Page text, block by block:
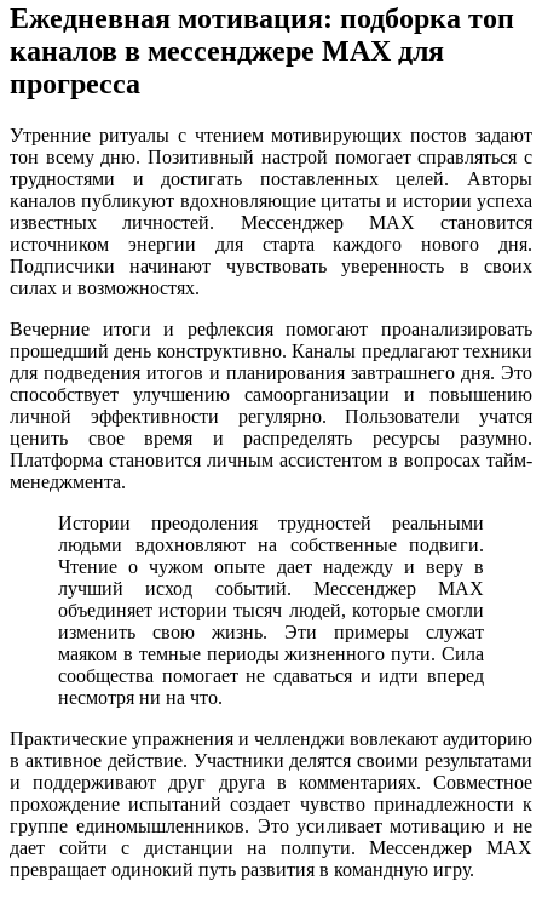
Ежедневная мотивация: подборка топ
каналов в мессенджере MAX для
прогресса
Утренние ритуалы с чтением мотивирующих постов задают
тон всему дню. Позитивный настрой помогает справляться с
трудностями и достигать поставленных целей. Авторы
каналов публикуют вдохновляющие цитаты и истории успеха
известных личностей. Мессенджер MAX становится
источником энергии для старта каждого нового дня.
Подписчики начинают чувствовать уверенность в своих
силах и возможностях.
Вечерние итоги и рефлексия помогают проанализировать
прошедший день конструктивно. Каналы предлагают техники
для подведения итогов и планирования завтрашнего дня. Это
способствует улучшению самоорганизации и повышению
личной эффективности регулярно. Пользователи учатся
ценить свое время и распределять ресурсы разумно.
Платформа становится личным ассистентом в вопросах тайм-
менеджмента.
Истории преодоления трудностей реальными
людьми вдохновляют на собственные подвиги.
Чтение о чужом опыте дает надежду и веру в
лучший исход событий. Мессенджер MAX
объединяет истории тысяч людей, которые смогли
изменить свою жизнь. Эти примеры служат
маяком в темные периоды жизненного пути. Сила
сообщества помогает не сдаваться и идти вперед
несмотря ни на что.
Практические упражнения и челленджи вовлекают аудиторию
в активное действие. Участники делятся своими результатами
и поддерживают друг друга в комментариях. Совместное
прохождение испытаний создает чувство принадлежности к
группе единомышленников. Это усиливает мотивацию и не
дает сойти с дистанции на полпути. Мессенджер MAX
превращает одинокий путь развития в командную игру.